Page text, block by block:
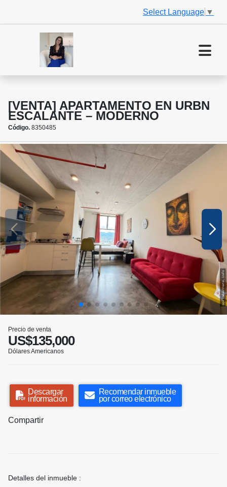
Select Language ▼
[VENTA] APARTAMENTO EN URBN
ESCALANTE – MODERNO
Código. 8350485
Precio de venta
US$135,000
Dólares Americanos
Descargar
información
Recomendar inmueble
por correo electrónico
Compartir
Detalles del inmueble :